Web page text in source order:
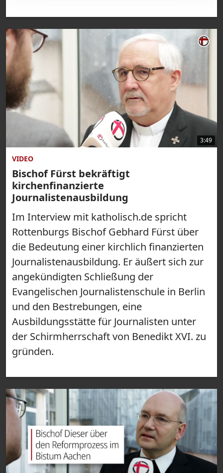
3:49
VIDEO
Bischof Fürst bekräftigt
kirchenfinanzierte
Journalistenausbildung
Im Interview mit katholisch.de spricht
Rottenburgs Bischof Gebhard Fürst über
die Bedeutung einer kirchlich finanzierten
Journalistenausbildung. Er äußert sich zur
angekündigten Schließung der
Evangelischen Journalistenschule in Berlin
und den Bestrebungen, eine
Ausbildungsstätte für Journalisten unter
der Schirmherrschaft von Benedikt XVI. zu
gründen.